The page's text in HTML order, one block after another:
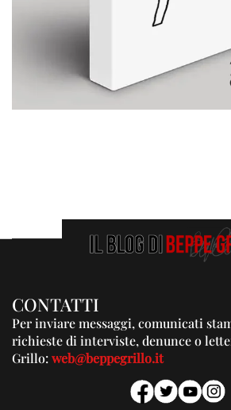
CONTATTI
Per inviare messaggi, comunicati
richieste di interviste, denunce o
Grillo:web@beppegrillo.it